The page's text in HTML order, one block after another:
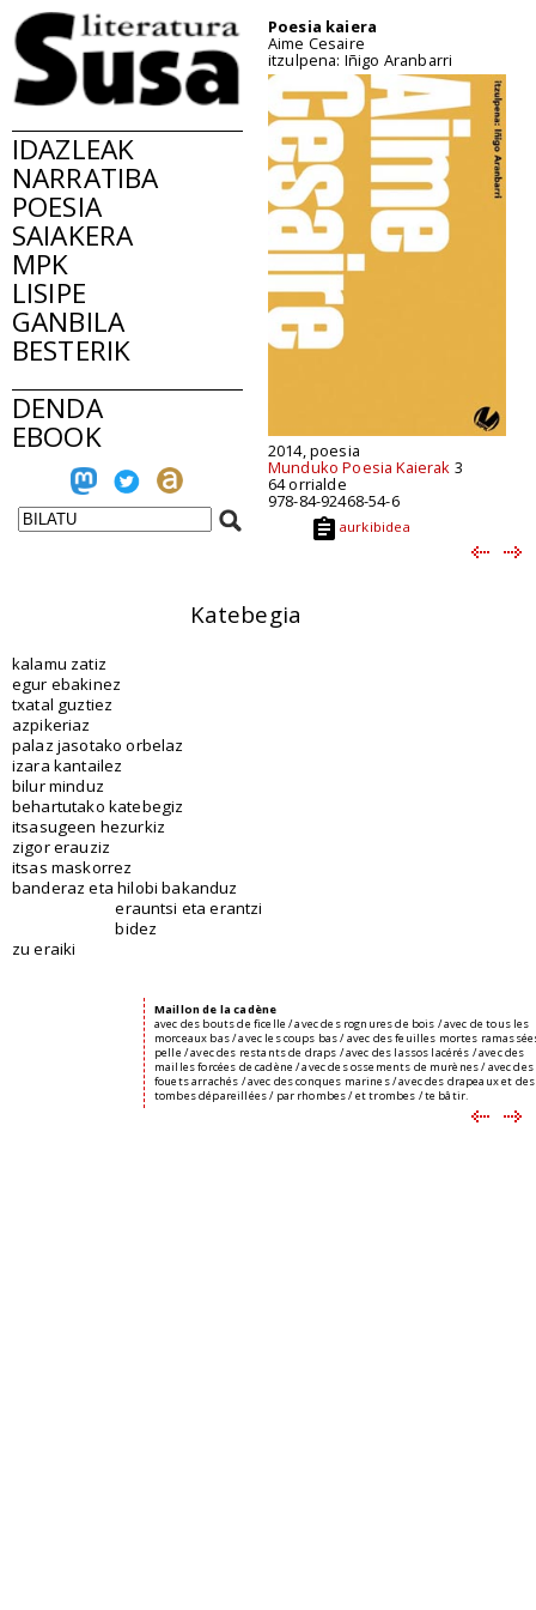
IDAZLEAK
NARRATIBA
POESIA
SAIAKERA
MPK
LISIPE
GANBILA
BESTERIK
DENDA
EBOOK
Poesia kaiera
Aime Cesaire
itzulpena: Iñigo Aranbarri
2014, poesia
Munduko Poesia Kaierak 3
64 orrialde
978-84-92468-54-6
aurkibidea
Katebegia
kalamu zatiz
egur ebakinez
txatal guztiez
azpikeriaz
palaz jasotako orbelaz
izara kantailez
bilur minduz
behartutako katebegiz
itsasugeen hezurkiz
zigor erauziz
itsas maskorrez
banderaz eta hilobi bakanduz
erauntsi eta erantzi
bidez
zu eraiki
Maillon de la cadène
avec des bouts de ficelle / avec des rognures de bois / avec de tous les
morceaux bas / avec les coups bas / avec des feuilles mortes
pelle / avec des restants de draps / avec des lassos lacérés / avec des
mailles forcées de cadène / avec des ossements de murènes / avec des
fouets arrachés / avec des conques marines / avec des drapeaux et des
tombes dépareillées / par rhombes / et trombes / te bâtir.